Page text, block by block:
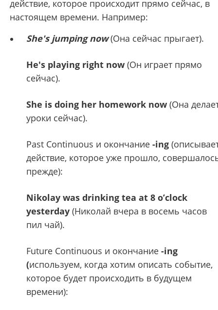
действие, которое происходит прямо сейчас, в
настоящем времени. Например:
She's jumping now(Она сейчас прыгает).
He's playing right now (Он играет прямо
сейчас).
She is doing her homework now (Она
уроки сейчас).
Past Continuous и окончание -ing
действие, которое уже прошло,
прежде):
Nikolay was drinking tea at 8 o’clock
yesterday (Николай вчера в восемь часов
пил чай).
Future Continuous и окончание -ing
(используем, когда хотим описать событие,
которое будет происходить в будущем
времени):